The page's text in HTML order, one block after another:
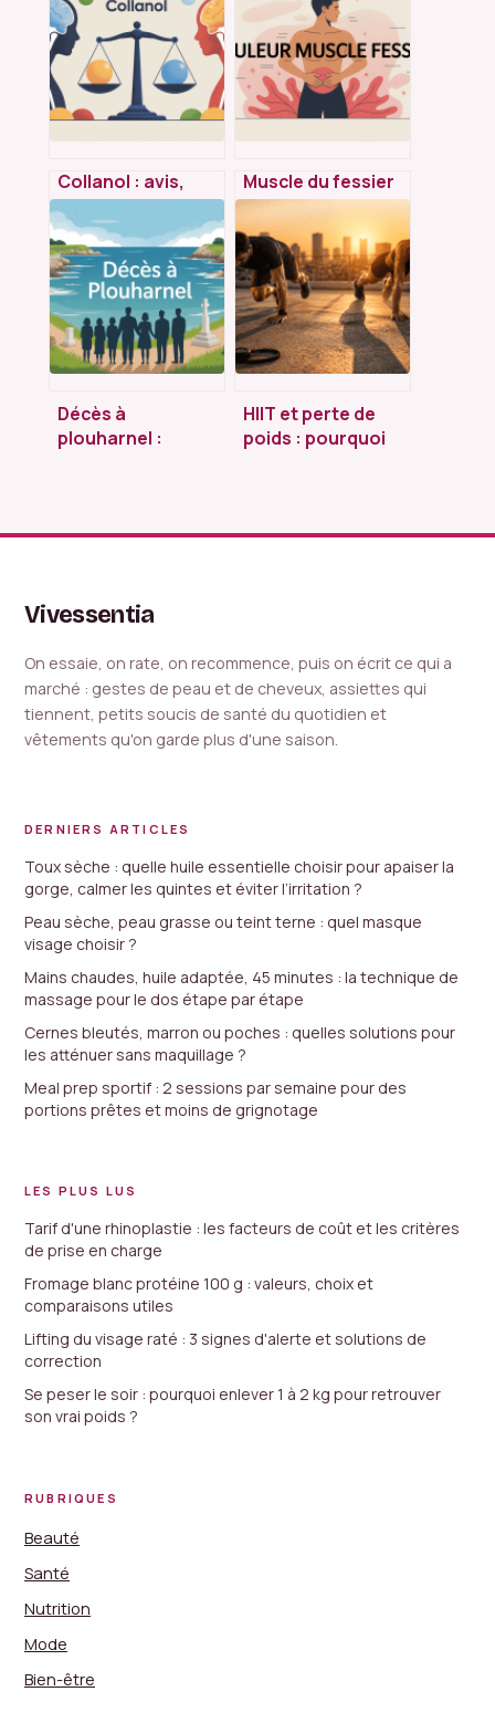
Collanol : avis,
composition,
efficacité réelle et
alternatives
sérieuses
Muscle du fessier
douleur :
comprendre,
soulager et éviter
que ça revienne
Décès à
plouharnel :
locales
HIIT et perte de
poids : pourquoi
Vivessentia
On essaie, on rate, on recommence, puis on écrit ce qui a
marché : gestes de peau et de cheveux, assiettes qui
tiennent, petits soucis de santé du quotidien et
vêtements qu'on garde plus d'une saison.
DERNIERS ARTICLES
Toux sèche : quelle huile essentielle choisir pour apaiser la
gorge, calmer les quintes et éviter l’irritation ?
Peau sèche, peau grasse ou teint terne : quel masque
visage choisir ?
Mains chaudes, huile adaptée, 45 minutes : la technique de
massage pour le dos étape par étape
Cernes bleutés, marron ou poches : quelles solutions pour
les atténuer sans maquillage ?
Meal prep sportif : 2 sessions par semaine pour des
portions prêtes et moins de grignotage
LES PLUS LUS
Tarif d'une rhinoplastie : les facteurs de coût et les critères
de prise en charge
Fromage blanc protéine 100 g : valeurs, choix et
comparaisons utiles
Lifting du visage raté : 3 signes d'alerte et solutions de
correction
Se peser le soir : pourquoi enlever 1 à 2 kg pour retrouver
son vrai poids ?
RUBRIQUES
Beauté
Santé
Nutrition
Mode
Bien-être